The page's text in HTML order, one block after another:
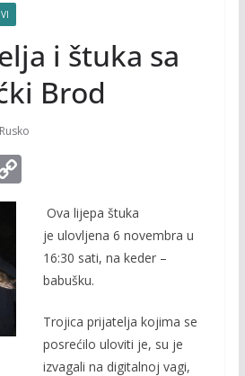
i štuka sa
Brod
Rusko
C
Li
Ova lijepa štuka
je ulovljena 6 novembra u
16:30 sati, na keder –
babušku.
Trojica prijatelja kojima se
posrećilo uloviti je, su je
izvagali na digitalnoj vagi,